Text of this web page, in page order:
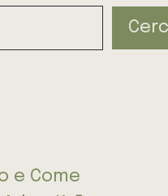
e Come